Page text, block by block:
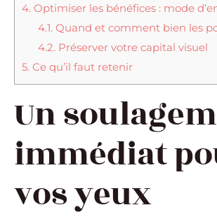
4. Optimiser les bénéfices : mode
4.1. Quand et comment bien les
4.2. Préserver votre capital visuel
5. Ce qu’il faut retenir
Un
immédiat
vos yeux